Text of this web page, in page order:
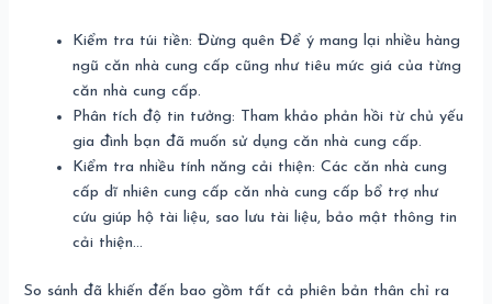
Kiểm tra túi tiền: Đừng quên Để ý mang lại nhiều hàng
ngũ căn nhà cung cấp cũng như tiêu mức giá của từng
căn nhà cung cấp.
Phân tích độ tin tưởng: Tham khảo phản hồi từ chủ yếu
gia đình bạn đã muốn sử dụng căn nhà cung cấp.
Kiểm tra nhiều tính năng cải thiện: Các căn nhà cung
cấp dĩ nhiên cung cấp căn nhà cung cấp bổ trợ như
cứu giúp hộ tài liệu, sao lưu tài liệu, bảo mật thông tin
cải thiện…
So sánh đã khiến đến bao gồm tất cả phiên bản thân chỉ ra